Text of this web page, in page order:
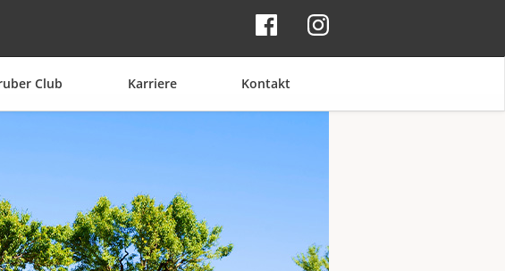
Club Karriere Kontakt